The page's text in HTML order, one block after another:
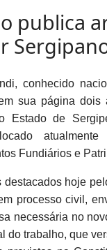
publica
conhecido
sua página dois
Estado de
atualmente
Fundiários e
destacados hoje
processo civil,
necessária no
do trabalho, que